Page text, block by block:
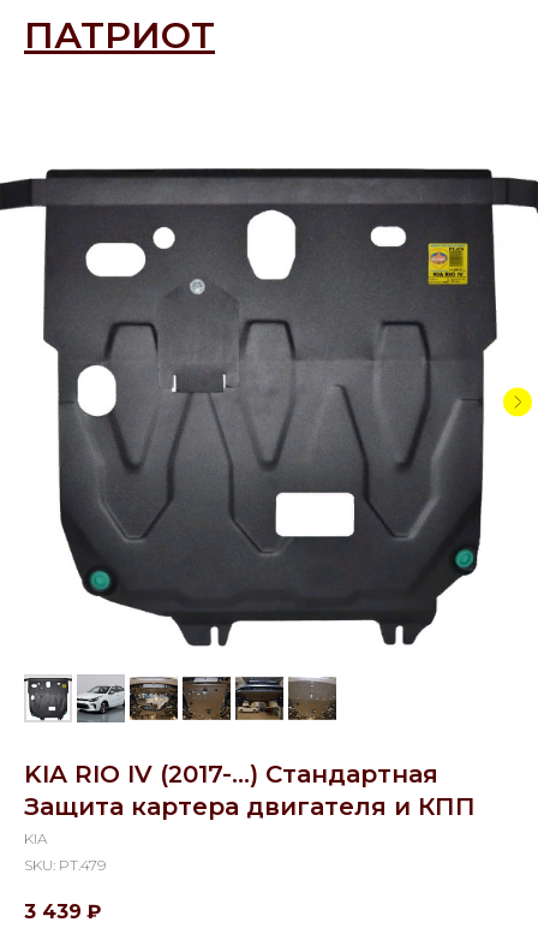
ПАТРИОТ
KIA RIO IV (2017-...) Стандартная
Защита картера двигателя и КПП
KIA
SKU: PT.479
3 439 ₽